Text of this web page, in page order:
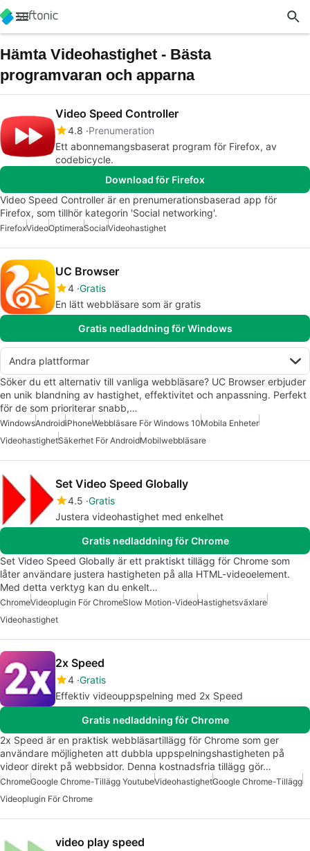
Hämta Videohastighet - Bästa
programvaran och apparna
Video Speed Controller
4.8 Prenumeration
Ett abonnemangsbaserat program för Firefox, av
codebicycle.
Download för Firefox
Video Speed Controller är en prenumerationsbaserad app för
Firefox, som tillhör kategorin 'Social networking'.
FirefoxVideoOptimeraSocialVideohastighet
UC Browser
4 Gratis
En lätt webbläsare som är gratis
Gratis nedladdning för Windows
Andra plattformar
Söker du ett alternativ till vanliga webbläsare? UC Browser erbjuder
en unik blandning av hastighet, effektivitet och anpassning. Perfekt
för de som prioriterar snabb,…
WindowsAndroidiPhoneWebbläsare För Windows 10Mobila Enheter
VideohastighetSäkerhet För AndroidMobilwebbläsare
Set Video Speed Globally
4.5 Gratis
Justera videohastighet med enkelhet
Gratis nedladdning för Chrome
Set Video Speed Globally är ett praktiskt tillägg för Chrome som
låter användare justera hastigheten på alla HTML-videoelement.
Med detta verktyg kan du enkelt…
ChromeVideoplugin För ChromeSlow Motion-VideoHastighetsväxlare
Videohastighet
2x Speed
4 Gratis
Effektiv videouppspelning med 2x Speed
Gratis nedladdning för Chrome
2x Speed är en praktisk webbläsartillägg för Chrome som ger
användare möjligheten att dubbla uppspelningshastigheten på
videor direkt på webbsidor. Denna kostnadsfria tillägg gör…
ChromeGoogle Chrome-Tillägg YoutubeVideohastighetGoogle Chrome-Tillägg
Videoplugin För Chrome
video play speed